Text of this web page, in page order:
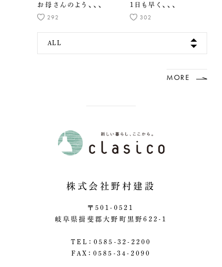
お母さんのよう、、、
292
1日も早く、、、
302
ALL
MORE
株式会社野村建設
〒501-0521
岐阜県揖斐郡大野町黒野622-1
TEL：0585-32-2200
FAX：0585-34-2090